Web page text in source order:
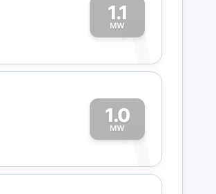
1.1
MW
1
1.0
MW
1